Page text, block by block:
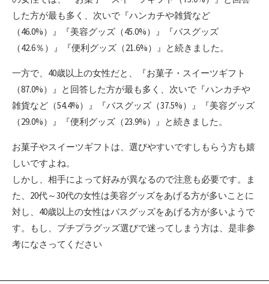
した方が最も多く、次いで『ハンカチや雑貨など
（46.0%）』『美容グッズ（45.0%）』『バスグッズ
（42.6％）』『便利グッズ（21.6%）』と続きました。
一方で、40歳以上の女性だと、『お菓子・スイーツギフト
（87.0%）』と回答した方が最も多く、次いで『ハンカチや
雑貨など（54.4%）』『バスグッズ（37.5%）』『美容グッズ
（29.0%）』『便利グッズ（23.9%）』と続きました。
お菓子やスイーツギフトは、選びやすいですしもらう方も嬉
しいですよね。
しかし、相手によって好みが異なるので注意も必要です。ま
た、20代～30代の女性は美容グッズをあげる方が多いことに
対し、40歳以上の女性はバスグッズをあげる方が多いようで
す。もし、プチプラグッズ選びで迷ってしまう方は、是非参
考になさってください